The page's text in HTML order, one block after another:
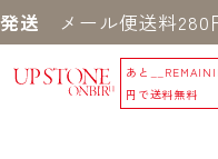
ル便送料280円（全
あと
円で送料無料